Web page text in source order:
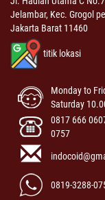
Jelambar, Kec. Grogol
Jakarta Barat 11460
titik lokasi
Monday to
Saturday
0817 666
0757
0819-3288-